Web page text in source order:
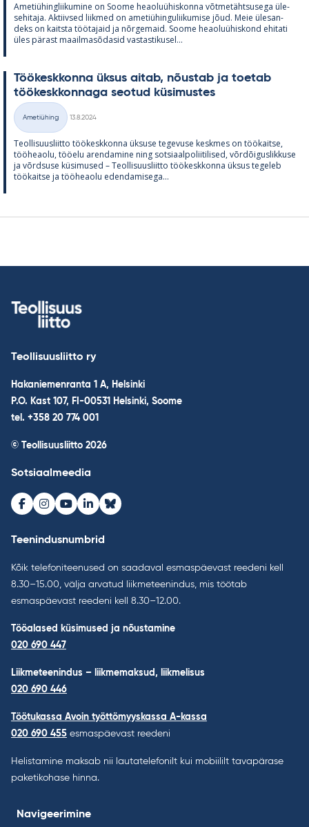
Ame­tiü­hinglii­ku­mine on Soome heao­luü­his­konna võt­me­täht­susega üle­
se­hi­taja. Ak­tiiv­sed liik­med on ame­tiü­hin­gu­lii­ku­mise jõud. Meie üle­san­
deks on kaitsta töö­ta­jaid ja nõr­ge­maid. Soome heao­luü­his­kond ehi­tati
üles pä­rast maa­il­masõ­da­sid vas­tas­ti­kusel...
Töö­kesk­konna ük­sus ai­tab, nõus­tab ja toe­tab
töö­kesk­kon­naga seo­tud kü­si­mus­tes
Kategooriad
Ametiühing
13.8.2024
Teol­li­suus­liitto töö­kesk­konna ük­suse te­ge­vuse kesk­mes on töö­kaitse,
töö­heaolu, töö­elu aren­da­mine ning sot­si­aal­po­lii­ti­li­sed, võrdõi­gus­lik­kuse
ja võrd­suse kü­si­mused – Teol­li­suus­liitto töö­kesk­konna ük­sus te­ge­leb
töö­kaitse ja töö­heaolu eden­da­mi­sega...
Teollisuusliitto ry
Hakaniemenranta 1 A, Helsinki
P.O. Kast 107, FI-00531 Helsinki, Soome
tel. +358 20 774 001
© Teollisuusliitto 2026
Sotsiaalmeedia
Facebook
Instagram
Youtube
LinkedInBluesky
Teenindusnumbrid
Kõik telefoniteenused on saadaval esmaspäevast reedeni kell
8.30–15.00, välja arvatud liikmeteenindus, mis töötab
esmaspäevast reedeni kell 8.30–12.00.
Tööalased küsimused ja nõustamine
020 690 447
Liikmeteenindus – liikmemaksud, liikmelisus
020 690 446
Töötukassa Avoin työttömyyskassa A-kassa
020 690 455 esmaspäevast reedeni
Helistamine maksab nii lautatelefonilt kui mobiililt tavapärase
paketikohase hinna.
Navigeerimine